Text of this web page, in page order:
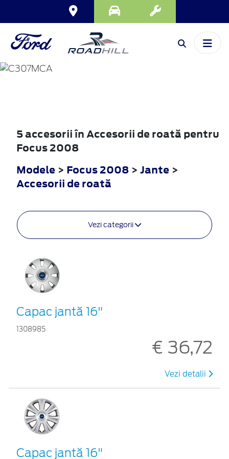
FOCUS
5 accesorii în Accesorii de roată pentru
Focus 2008
Modele > Focus 2008 > Jante >
Accesorii de roată
Vezi categorii
Capac jantă 16"
1308985
€ 36,72
Vezi detalii
Capac jantă 16"